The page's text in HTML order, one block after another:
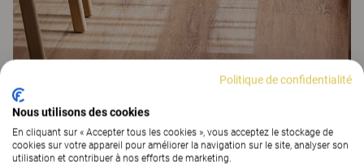
L’équipe de Kinnarps basée à Hudiksvall était
Politique de confidentialité
Nous utilisons des cookies
En cliquant sur « Accepter tous les cookies », vous acceptez le stockage de
cookies sur votre appareil pour améliorer la navigation sur le site, analyser son
utilisation et contribuer à nos efforts de marketing.